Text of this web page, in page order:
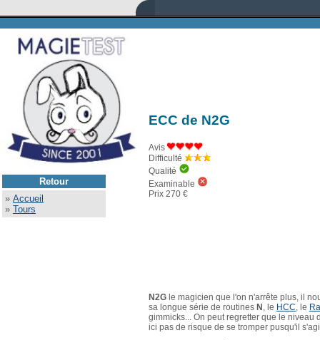
Retour
» Accueil
» Tours
ECC de N2G
Avis
Difficulté
Qualité
Examinable
Prix 270 €
N2G le magicien que l'on n'arrête plus, il
sa longue série de routines N , le HCC, le
gimmicks... On peut regretter que le
ici pas de risque de se tromper pusqu'il